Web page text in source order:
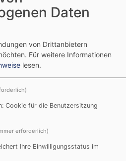
- Mainbullau - Rüdenau
Daten
von Drittanbietern
Für weitere Informationen
lesen.
Cookie für die Benutzersitzung
erforderlich)
Ihre Einwilligungsstatus im